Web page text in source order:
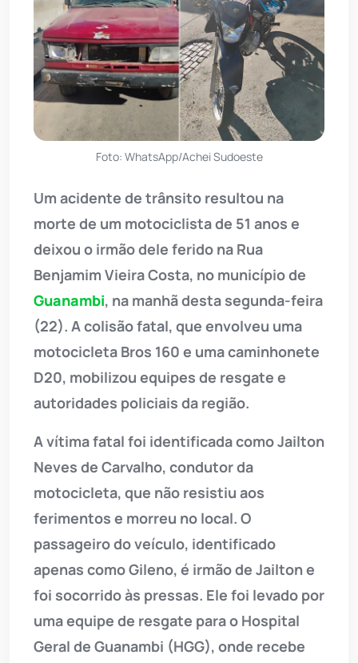
Foto: WhatsApp/Achei Sudoeste
Um acidente de trânsito resultou na
morte de um motociclista de 51 anos e
deixou o irmão dele ferido na Rua
Benjamim Vieira Costa, no município de
Guanambi, na manhã desta segunda-feira
(22). A colisão fatal, que envolveu uma
motocicleta Bros 160 e uma caminhonete
D20, mobilizou equipes de resgate e
autoridades policiais da região.
A vítima fatal foi identificada como Jailton
Neves de Carvalho, condutor da
motocicleta, que não resistiu aos
ferimentos e morreu no local. O
passageiro do veículo, identificado
apenas como Gileno, é irmão de Jailton e
foi socorrido às pressas. Ele foi levado por
uma equipe de resgate para o Hospital
Geral de Guanambi (HGG), onde recebe